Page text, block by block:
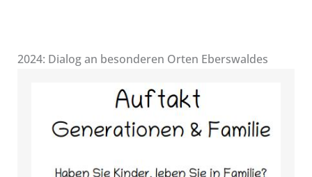
2024: Dialog an besonderen Orten Eberswaldes